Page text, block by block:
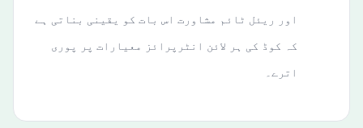
اور ریئل ٹائم مشاورت اس بات کو یقینی بناتی ہے
کہ کوڈ کی ہر لائن انٹرپرائز معیارات پر پوری
اترے۔